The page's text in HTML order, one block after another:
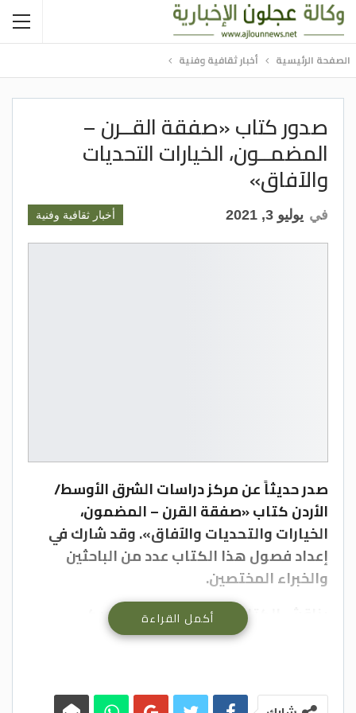
الصفحة الرئيسية أخبار ثقافية وفنية
صدور كتاب «صفقة القــرن –
المضمــون، الخيارات التحديات
والآفاق»
أخبار ثقافية وفنية في يوليو 3, 2021
صدر حديثاً عن مركز دراسات الشرق الأوسط/
الأردن كتاب «صفقة القرن – المضمون،
الخيارات والتحديات والآفاق». وقد شارك في
إعداد فصول هذا الكتاب عدد من الباحثين
والخبراء المختصين.
يناقش الكتاب مشروعَ الرئيس الأمريكي
السابق دونالد ترامب للسلام في الشرق الأوسط
إضافة إلى الخيارات المطروحة للتعامل مع
أكمل القراءة